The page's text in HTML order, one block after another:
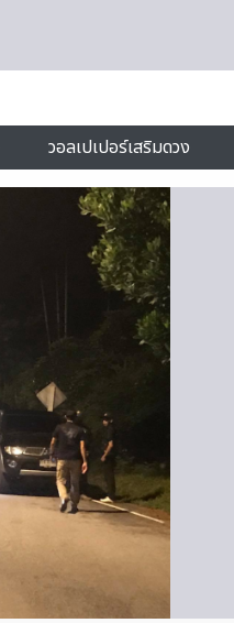
วอลเปเปอร์เสริมดวง